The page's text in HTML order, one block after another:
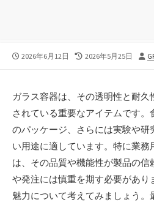
公
2026年6月12日
最
日
2026年5月25日
投
ガラス容器は、その透明性と耐
されている重要なアイテムです。
のパッケージ、さらには実験や
い用途に適しています。特に業務
は、その品質や機能性が製品の
や発注には慎重を期す必要があ
魅力について考えてみましょう